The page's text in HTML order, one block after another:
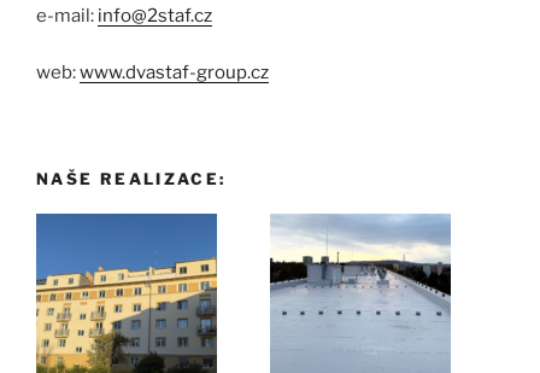
e-mail: info@2staf.cz
web:www.dvastaf-group.cz
NAŠE REALIZACE: